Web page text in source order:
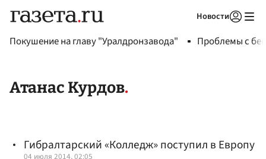
Новости
Покушение на главу "Уралдронзавода" Проблемы с
Атанас Курдов
Гибралтарский «Колледж» поступил в Европу
04 июля 2014, 02:05